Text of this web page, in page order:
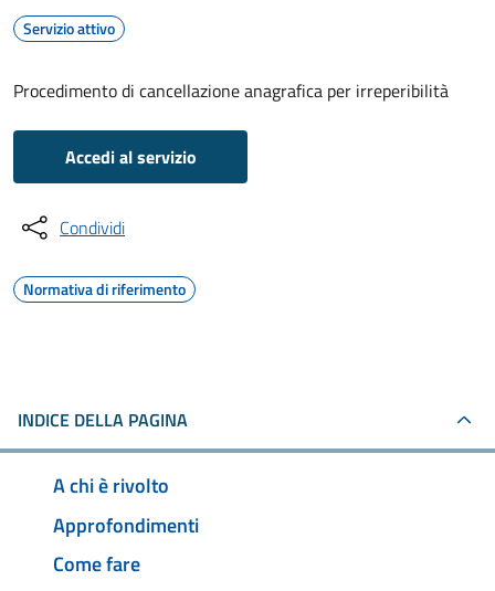
Servizio attivo
Procedimento di cancellazione anagrafica per irreperibilità
Accedi al servizio
Condividi
Normativa di riferimento
INDICE DELLA PAGINA
A chi è rivolto
Approfondimenti
Come fare